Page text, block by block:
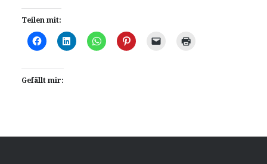
Teilen mit:
Gefällt mir: